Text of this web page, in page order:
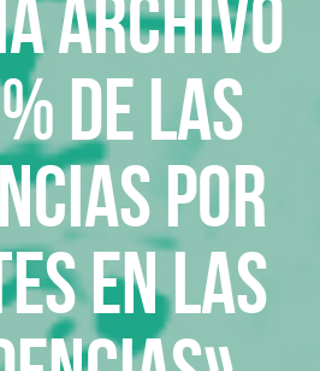
archivó
de las
por
en las